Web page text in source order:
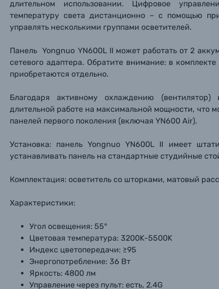
Ваш
Ваш
Оптические приборы
Электроника
Материалы
Осветительное оборудование
Фотоальбомы
Б/У фототехника (Комиссионные товары)
Уценённые товары
Нажимая
длительном использовании. Цифровое
температуру света дистанционно – с помощью
управлять несколькими группами осветителей.
Панель Yongnuo YN600L II может работать от 2
сетевого адаптера. Обратите внимание: в
приобретаются отдельно.
Благодаря активному охлаждению
длительной работе на максимальной мощности, что
панелей первого поколения (включая YN600 Air).
Установка: панель Yongnuo YN600L II имеет
устанавливать панель на стандартные студийные
Комплектация: осветитель со шторками, матовый
Характеристики:
Угол освещения: 55°
Цветовая температура: 3200K-5500K
Индекс цветопередачи: ≥95
Энергопотребление: 36 Вт
Яркость: 4800 лм
Управление через пульт: есть, 2.4G
Ваш